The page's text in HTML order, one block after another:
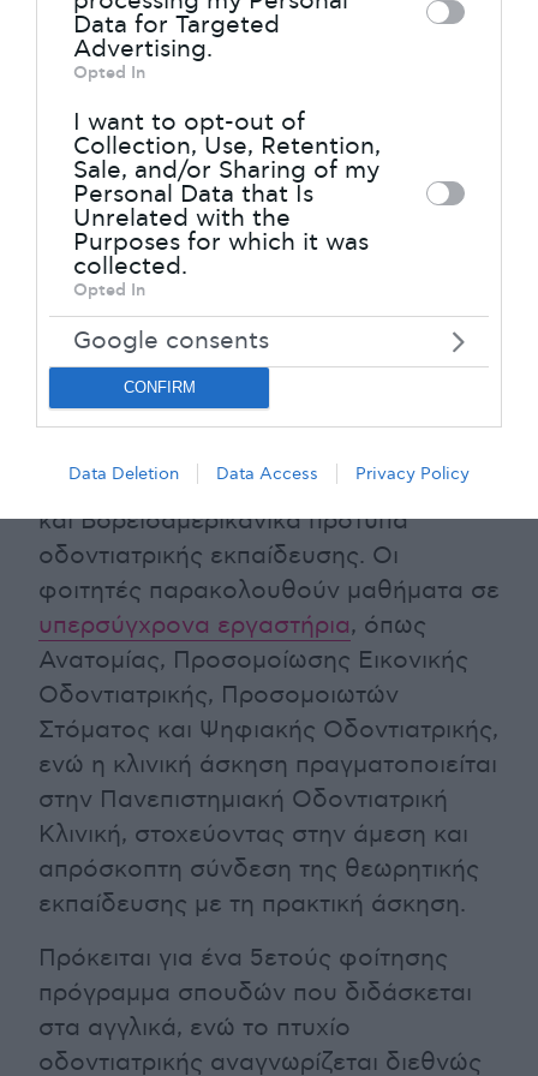
further disclose it to other third parties.
Please note that this website/app uses
one or more Google services and may
gather and store information including
but not limited to your visit or usage
behaviour. You may click to grant or
deny consent to Google and its third-
party tags to use your data for below
specified purposes in below Google
consent section.
Data for Targeted
Advertising.
Opted In
I want to opt-out of
Collection, Use, Retention,
Sale, and/or Sharing of my
Personal Data that Is
Unrelated with the
Purposes for which it was
collected.
Opted In
Google consents
CONFIRM
Data Deletion Data Access Privacy Policy
Τμήμα Οδοντιατρικής
Ευρωπαϊκό Πανεπιστήμιο Κύπρου
προσφέρει το μοναδικό πτυχίο
βασισμένο στα υψηλότερα Ευρωπαϊκά
και Βορειοαμερικανικά πρότυπα
οδοντιατρικής εκπαίδευσης. Οι
φοιτητές παρακολουθούν μαθήματα σε
υπερσύγχρονα εργαστήρια, όπως
Ανατομίας, Προσομοίωσης Εικονικής
Οδοντιατρικής, Προσομοιωτών
Στόματος και Ψηφιακής Οδοντιατρικής,
ενώ η κλινική άσκηση πραγματοποιείται
στην Πανεπιστημιακή Οδοντιατρική
Κλινική, στοχεύοντας στην άμεση και
απρόσκοπτη σύνδεση της θεωρητικής
εκπαίδευσης με τη πρακτική άσκηση.
Πρόκειται για ένα 5ετούς φοίτησης
πρόγραμμα σπουδών που διδάσκεται
στα αγγλικά, ενώ το πτυχίο
οδοντιατρικής αναγνωρίζεται διεθνώς